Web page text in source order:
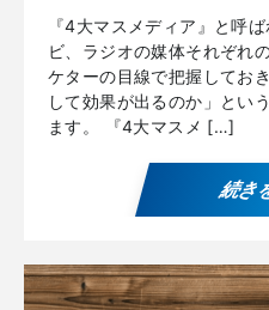
『4大マスメディア』と呼
ビ、ラジオの媒体それぞれ
ケターの目線で把握してお
して効果が出るのか」とい
ます。 『4大マスメ […]
続き